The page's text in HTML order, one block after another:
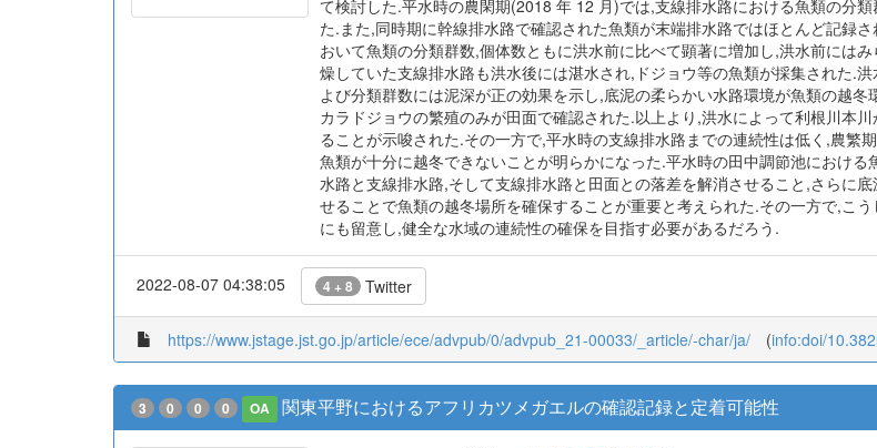
コウノトリの採餌環境として着目されている田中調節池において,魚類を対象
号通過に伴う洪水前後での魚類の分布状況を比較することで,平水時の田中調
て検討した.平水時の農閑期(2018 年 12 月)では,支線排水路における魚類の分
た.また,同時期に幹線排水路で確認された魚類が末端排水路ではほとんど記録
おいて魚類の分類群数,個体数ともに洪水前に比べて顕著に増加し,洪水前には
燥していた支線排水路も洪水後には湛水され,ドジョウ等の魚類が採集された.
よび分類群数には泥深が正の効果を示し,底泥の柔らかい水路環境が魚類の越
カラドジョウの繁殖のみが田面で確認された.以上より,洪水によって利根川本
ることが示唆された.その一方で,平水時の支線排水路までの連続性は低く,農繁
魚類が十分に越冬できないことが明らかになった.平水時の田中調節池におけ
せることで魚類の越冬場所を確保することが重要と考えられた.その一方で,こ
にも留意し,健全な水域の連続性の確保を目指す必要があるだろう.
2022-08-07 04:38:05 4 + 8 Twitter
https://www.jstage.jst.go.jp/article/ece/advpub/0/advpub_21-00033/_article/-char/ja/ (info:doi/